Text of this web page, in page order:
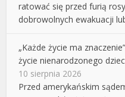
ratować się przed furią
dobrowolnych ewakuacji
„Każde życie ma
życie nienarodzonego
10 sierpnia 2026
Przed amerykańskim